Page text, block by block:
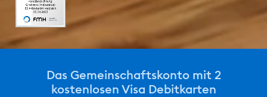
Das Gemeinschaftskonto mit 2
kostenlosen Visa Debitkarten